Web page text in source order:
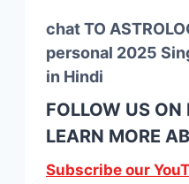
chat TO
personal 2025
in Hindi
FOLLOW US ON
LEARN MORE
Subscribe our